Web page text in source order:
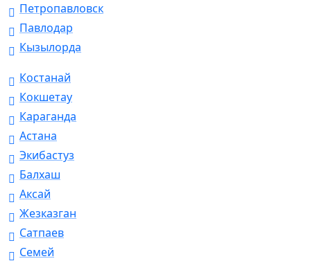
Петропавловск
Павлодар
Кызылорда
Костанай
Кокшетау
Караганда
Астана
Экибастуз
Балхаш
Аксай
Жезказган
Сатпаев
Семей